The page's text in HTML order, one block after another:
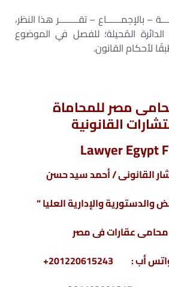
– بالإجمــــــاع – تقــــــــر هذا النظر،
المُحيلة؛ للفصل في الموضوع
لأحكام القانون.
مصر للمحاماة
القانونية
Lawyer Egypt
القانونى / أحمد سيد حسن
والدستورية والإدارية العليا “
عقارات فى مصر